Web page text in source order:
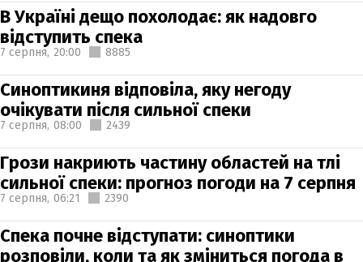
В Україні дещо похолодає: як надовго
відступить спека
7 серпня, 20:00 8885
Синоптикиня відповіла, яку негоду
очікувати після сильної спеки
7 серпня, 08:00 2439
Грози накриють частину областей на тлі
сильної спеки: прогноз погоди на 7 серпня
7 серпня, 06:21 2390
Спека почне відступати: синоптики
розповіли, коли та як зміниться погода в